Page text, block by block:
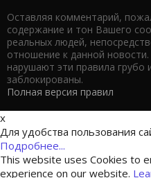
Оставляя комментарий,
содержание и тон Вашего
реальных людей,
отношение к данной
нарушают эти правила грубо
заблокированы.
Полная версия правил
x
Для удобства пользования
Подробнее...
This website uses Cookies to
experience on our website.